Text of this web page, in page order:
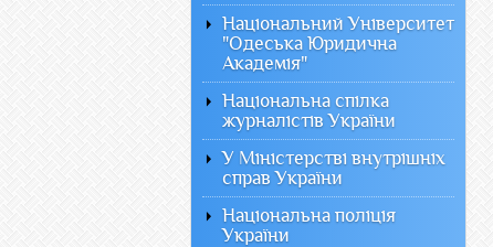
Національний Університет
"Одеська Юридична
Академія"
Національна спілка
журналістів України
У Міністерстві внутрішніх
справ України
Національна поліція
України